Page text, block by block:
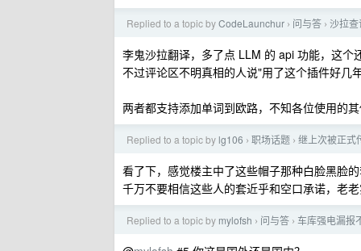
Replied to a topic byCodeLaunchur › 问与答 › 沙拉
李鬼沙拉翻译，多了点 LLM 的 api 功能，这
不过评论区不明真相的人说"用了这个插件好几
两者都支持添加单词到欧路，不知各位使用的
Replied to a topic by lg106 › 职场话题 › 继上次被正式
看了下，感觉楼主中了这些帽子那种白脸黑脸
千万不要相信这些人的套近乎和空口承诺，老
Replied to a topic by mylofsh › 问与答 › 车库强电漏报